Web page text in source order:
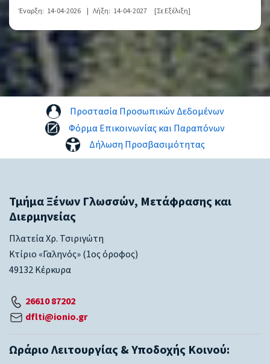
Έναρξη: 14-04-2026 | Λήξη: 14-04-2027 [Σε Εξέλιξη]
Προστασία Προσωπικών Δεδομένων
Φόρμα Επικοινωνίας και Παραπόνων
Δήλωση Προσβασιμότητας
Τμήμα Ξένων Γλωσσών, Μετάφρασης και
Διερμηνείας
Πλατεία Χρ. Τσιριγώτη
Κτίριο «Γαληνός» (1ος όροφος)
49132 Κέρκυρα
26610 87202
dflti@ionio.gr
Ωράριο Λειτουργίας & Υποδοχής Κοινού: